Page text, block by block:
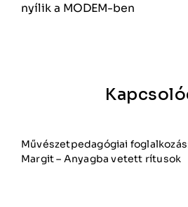
nyílik a MODEM-ben
Művészetpedagógiai
Margit – Anyagba vetett rítusok